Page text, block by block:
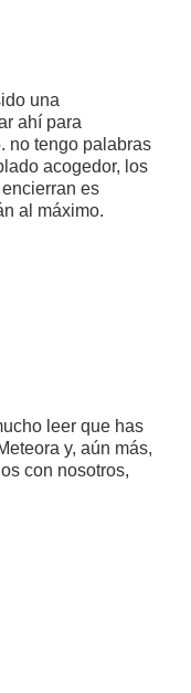
una
ahí para
no tengo palabras
acogedor, los
es
al máximo.
leer que has
y, aún más,
con nosotros,